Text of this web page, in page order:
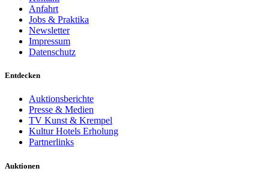
Anfahrt
Jobs & Praktika
Newsletter
Impressum
Datenschutz
Entdecken
Auktionsberichte
Presse & Medien
TV Kunst & Krempel
Kultur Hotels Erholung
Partnerlinks
Auktionen